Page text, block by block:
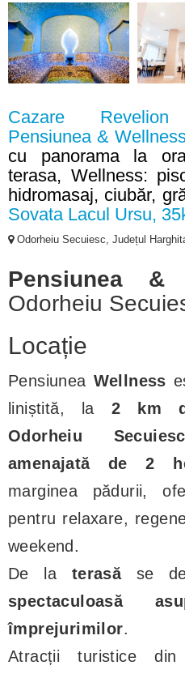
Cazare Revelion
Pensiunea &
cu panorama la
terasa, Wellness:
hidromasaj, ciubăr,
Sovata Lacul Ursu,
Odorheiu Secuiesc, Județul
Pensiunea &
Odorheiu
Locație
Pensiunea Wellness
liniștită, la 2 km
Odorheiu Secuiesc
amenajată de 2
marginea pădurii,
pentru relaxare,
weekend.
De la terasăse
spectaculoasă
împrejurimilor.
Atracții turistice